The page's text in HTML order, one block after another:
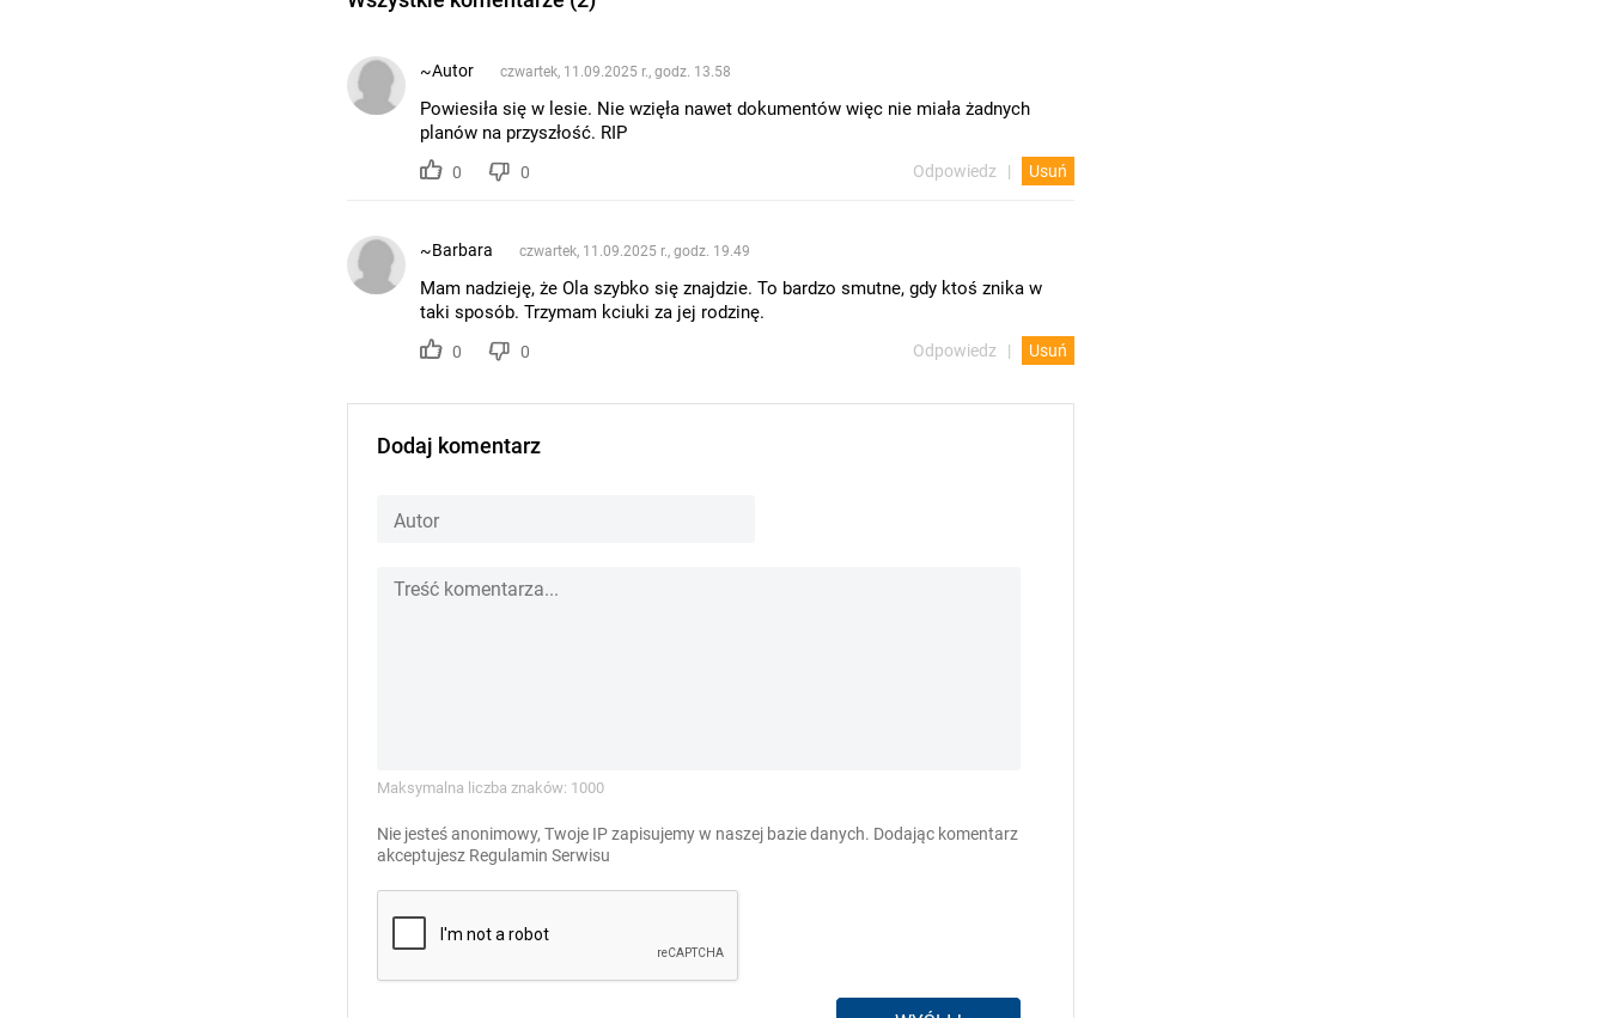
~Autor czwartek, 11.09.2025 r., godz. 13.58
Powiesiła się w lesie. Nie wzięła nawet dokumentów więc nie miała żadnych
planów na przyszłość. RIP
0 0 Odpowiedz Usuń
~Barbara czwartek, 11.09.2025 r., godz. 19.49
Mam nadzieję, że Ola szybko się znajdzie. To bardzo smutne, gdy ktoś znika w
taki sposób. Trzymam kciuki za jej rodzinę.
0 0 Odpowiedz Usuń
Dodaj komentarz
Maksymalna liczba znaków: 1000
Nie jesteś anonimowy, Twoje IP zapisujemy w naszej bazie danych. Dodając komentarz
akceptujesz Regulamin Serwisu